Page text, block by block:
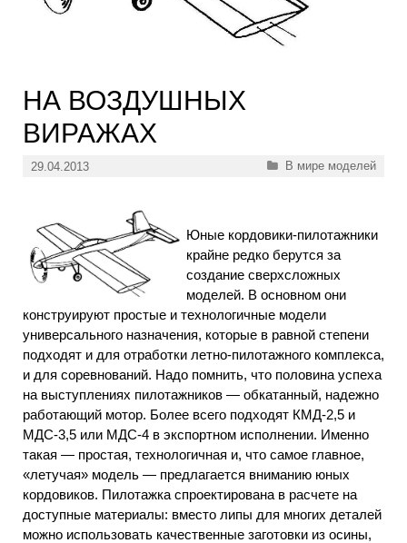
НА ВОЗДУШНЫХ
ВИРАЖАХ
29.04.2013 Рубрики
В мире моделей
Юные кордовики-пилотажники
крайне редко берутся за
создание сверхсложных
моделей. В основном они
конструируют простые и технологичные модели
универсального назначения, которые в равной степени
подходят и для отработки летно-пилотажного комплекса,
и для соревнований. Надо помнить, что половина успеха
на выступлениях пилотажников — обкатанный, надежно
работающий мотор. Более всего подходят КМД-2,5 и
МДС-3,5 или МДС-4 в экспортном исполнении. Именно
такая — простая, технологичная и, что самое главное,
«летучая» модель — предлагается вниманию юных
кордовиков. Пилотажка спроектирована в расчете на
доступные материалы: вместо липы для многих деталей
можно использовать качественные заготовки из осины,